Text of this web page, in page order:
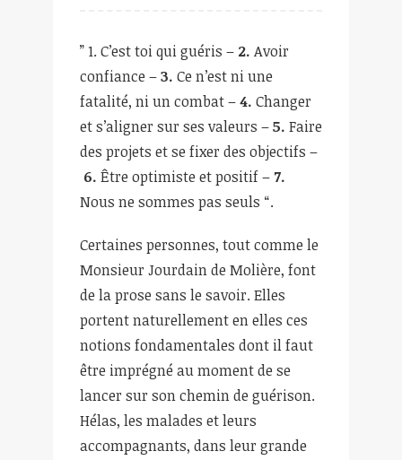
” 1. C’est toi qui guéris – 2. Avoir
confiance –3. Ce n’est ni une
fatalité, ni un combat –4. Changer
et s’aligner sur ses valeurs –5. Faire
des projets et se fixer des objectifs –
6. Être optimiste et positif – 7.
Nous ne sommes pas seuls “.
Certaines personnes, tout comme le
Monsieur Jourdain de Molière, font
de la prose sans le savoir. Elles
portent naturellement en elles ces
notions fondamentales dont il faut
être imprégné au moment de se
lancer sur son chemin de guérison.
Hélas, les malades et leurs
accompagnants, dans leur grande